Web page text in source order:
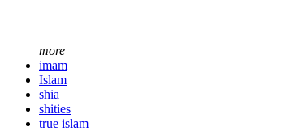
more
imam
Islam
shia
shities
true islam